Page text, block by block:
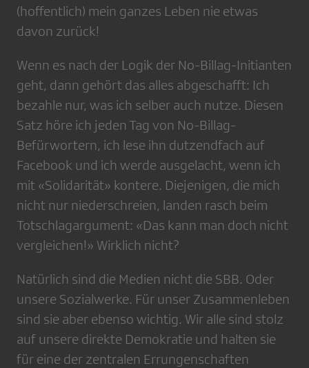
(hoffentlich) mein ganzes Leben nie etwas
davon zurück!
Wenn es nach der Logik der No-Billag-Initianten
geht, dann gehört das alles abgeschafft: Ich
bezahle nur, was ich selber auch nutze. Diesen
Satz höre ich jeden Tag von No-Billag-
Befürwortern, ich lese ihn dutzendfach auf
Facebook und ich werde ausgelacht, wenn ich
mit «Solidarität» kontere. Diejenigen, die mich
nicht nur niederschreien, landen rasch beim
Totschlagargument: «Das kann man doch nicht
vergleichen!» Wirklich nicht?
Natürlich sind die Medien nicht die SBB. Oder
unsere Sozialwerke. Für unser Zusammenleben
sind sie aber ebenso wichtig. Wir alle sind stolz
auf unsere direkte Demokratie und halten sie
für eine der zentralen Errungenschaften